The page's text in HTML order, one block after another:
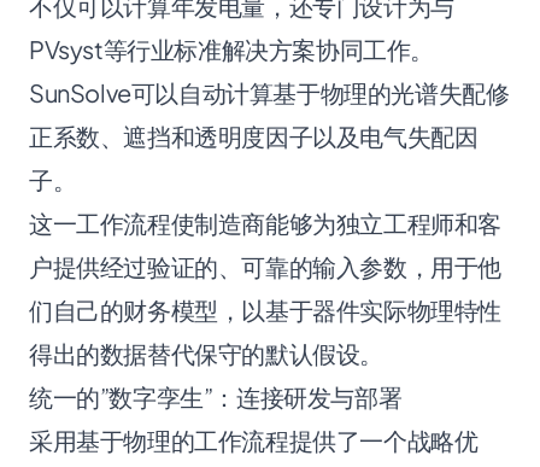
PVsyst等行业标准解决方案协同工作。
SunSolve可以自动计算基于物理的光谱失配修
正系数、遮挡和透明度因子以及电气失配因
子。
这一工作流程使制造商能够为独立工程师和客
户提供经过验证的、可靠的输入参数，用于他
们自己的财务模型，以基于器件实际物理特性
得出的数据替代保守的默认假设。
统一的”数字孪生”：连接研发与部署
采用基于物理的工作流程提供了一个战略优